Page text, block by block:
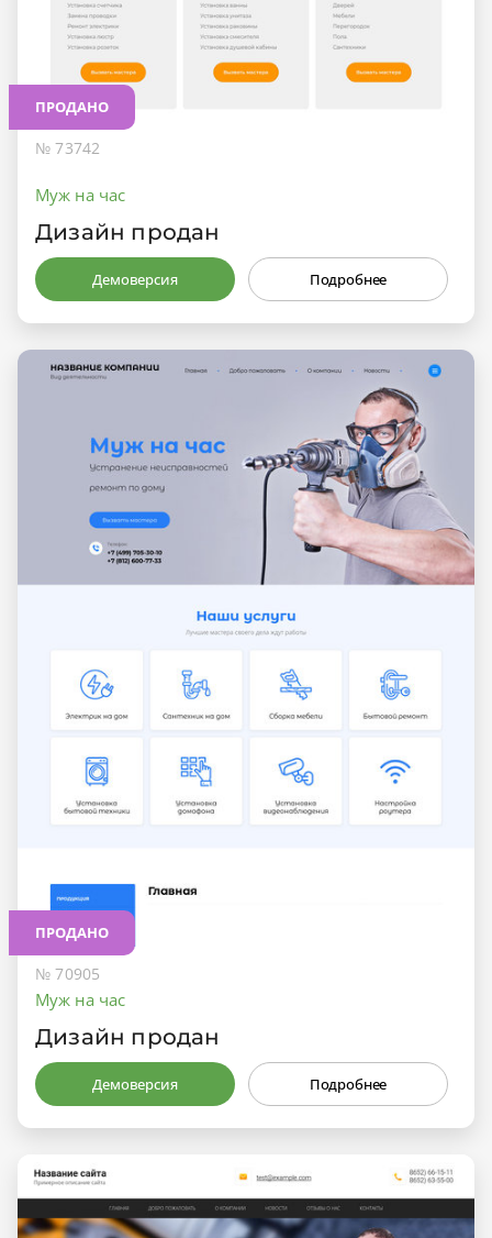
ПРОДАНО
№ 73742
Муж на час
Дизайн продан
Демоверсия Подробнее
ПРОДАНО
№ 70905
Муж на час
Дизайн продан
Демоверсия Подробнее